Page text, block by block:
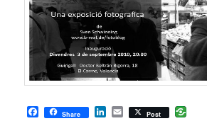
Facebook
Share LinkedIn
EmailPost